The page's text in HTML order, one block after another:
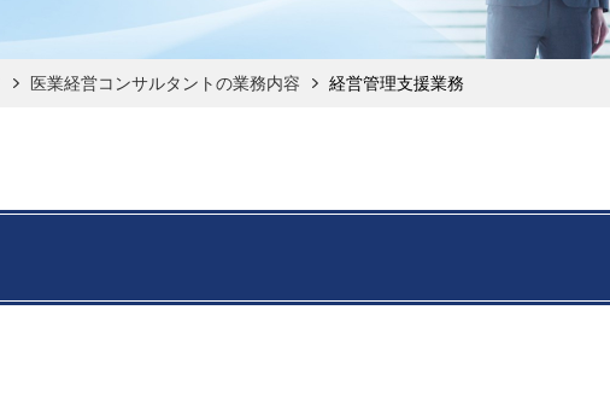
医業経営コンサルタントの業務内容 経営管理支援業務